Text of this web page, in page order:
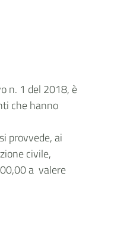
n. 1 del 2018, è
che hanno
provvede, ai
civile,
a valere